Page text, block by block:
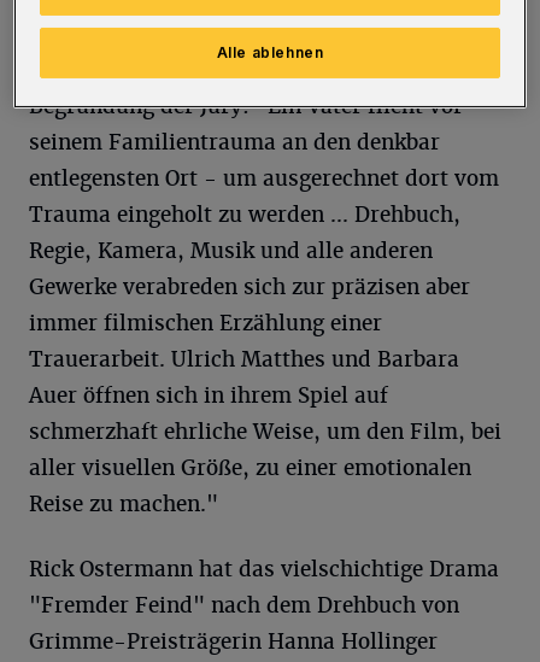
Ausrichter des Festivals ist die Deutsche
Akademie der Darstellenden Künste. Die
Begründung der Jury: "Ein Vater flieht vor
seinem Familientrauma an den denkbar
entlegensten Ort - um ausgerechnet dort vom
Trauma eingeholt zu werden ... Drehbuch,
Regie, Kamera, Musik und alle anderen
Gewerke verabreden sich zur präzisen aber
immer filmischen Erzählung einer
Trauerarbeit. Ulrich Matthes und Barbara
Auer öffnen sich in ihrem Spiel auf
schmerzhaft ehrliche Weise, um den Film, bei
aller visuellen Größe, zu einer emotionalen
Reise zu machen."
Rick Ostermann hat das vielschichtige Drama
"Fremder Feind" nach dem Drehbuch von
Grimme-Preisträgerin Hanna Hollinger
Alle ablehnen